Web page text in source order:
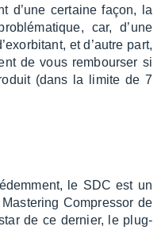
d’une certaine façon, la
car, d’une
et d’autre part,
de vous rembour­ser si
(dans la limite de 7
le SDC est un
Compres­sor de
de ce dernier, le plug-